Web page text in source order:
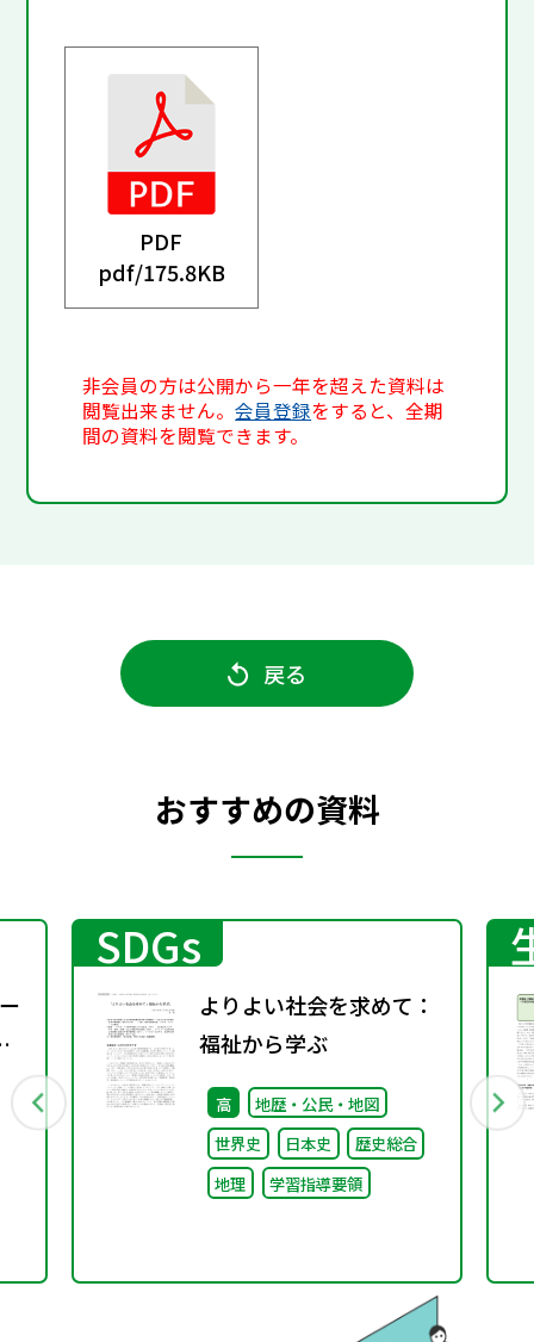
PDF
pdf/175.8KB
非会員の方は公開から一年を超えた資料は
閲覧出来ません。会員登録をすると、全期
間の資料を閲覧できます。
戻る
おすすめの資料
SDGs
よりよい社会を求めて：
福祉から学ぶ
高
地歴・公民・地図
世界史
日本史
歴史総合
地理
学習指導要領